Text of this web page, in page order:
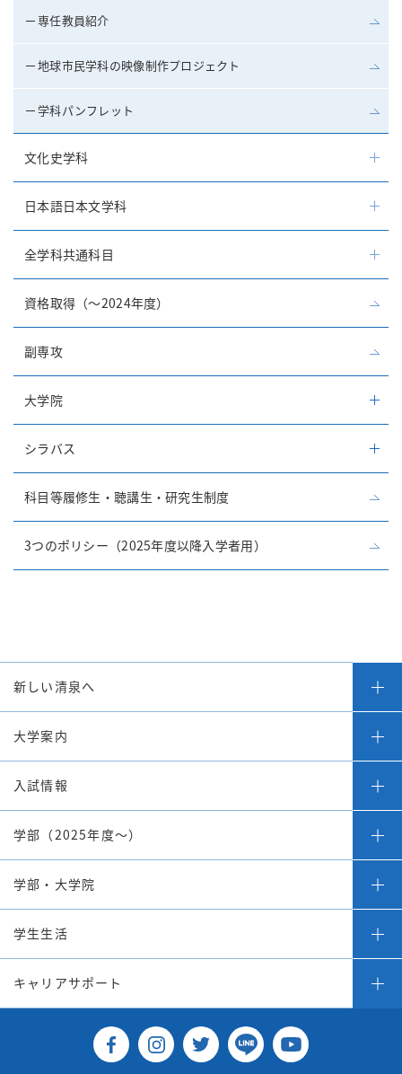
専任教員紹介
地球市民学科の映像制作プロジェクト
学科パンフレット
文化史学科
日本語日本文学科
全学科共通科目
資格取得（～2024年度）
副専攻
大学院
シラバス
科目等履修生・聴講生・研究生制度
3つのポリシー（2025年度以降入学者用）
新しい清泉へ
大学案内
入試情報
学部（2025年度～）
学部・大学院
学生生活
キャリアサポート